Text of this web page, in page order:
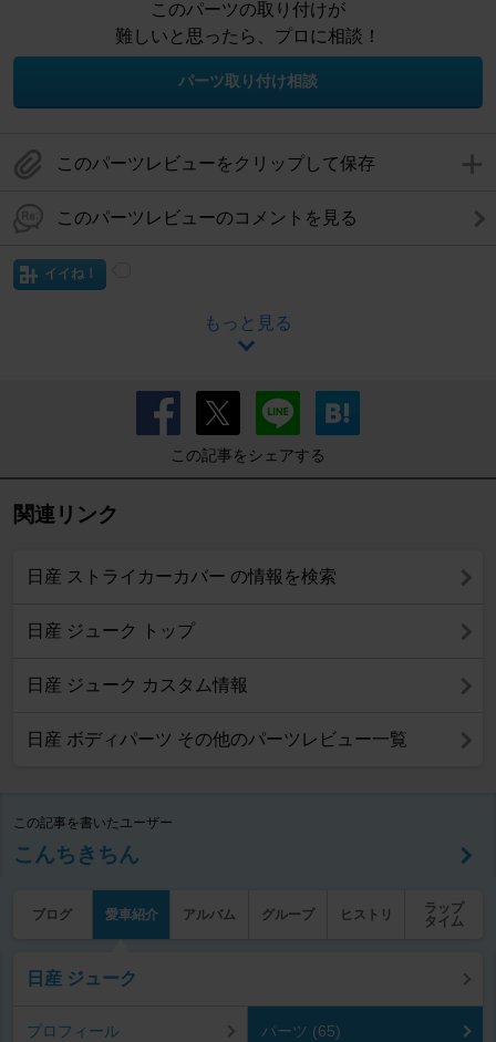
このパーツの取り付けが
難しいと思ったら、プロに相談！
パーツ取り付け相談
このパーツレビューをクリップして保存
このパーツレビューのコメントを見る
イイね！
もっと見る
この記事をシェアする
関連リンク
日産 ストライカーカバー の情報を検索
日産 ジューク トップ
日産 ジューク カスタム情報
日産 ボディパーツ その他のパーツレビュー一覧
この記事を書いたユーザー
こんちきちん
ブログ 愛車紹介 アルバム グループ ヒストリ
ラップ
タイム
日産 ジューク
プロフィール パーツ (65)